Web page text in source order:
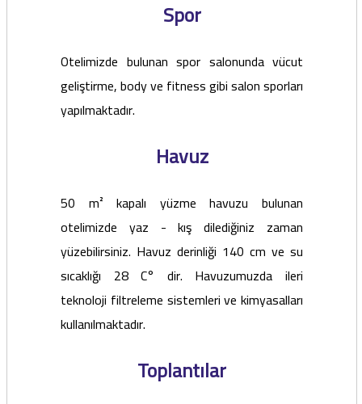
Spor
Otelimizde bulunan spor salonunda vücut
geliştirme, body ve fitness gibi salon sporları
yapılmaktadır.
Havuz
50 m² kapalı yüzme havuzu bulunan
otelimizde yaz - kış dilediğiniz zaman
yüzebilirsiniz. Havuz derinliği 140 cm ve su
sıcaklığı 28 C° dir. Havuzumuzda ileri
teknoloji filtreleme sistemleri ve kimyasalları
kullanılmaktadır.
Toplantılar